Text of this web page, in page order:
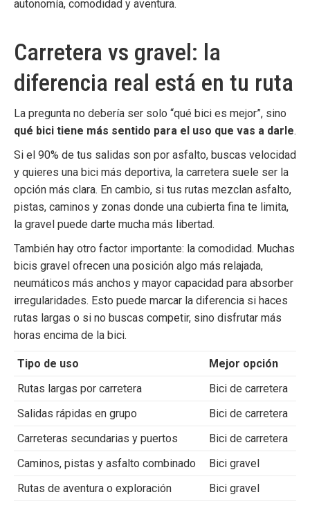
autonomía, comodidad y aventura.
Carretera vs gravel: la
diferencia real está en tu ruta
La pregunta no debería ser solo “qué bici es mejor”, sino
qué bici tiene más sentido para el uso que vas a darle.
Si el 90% de tus salidas son por asfalto, buscas velocidad
y quieres una bici más deportiva, la carretera suele ser la
opción más clara. En cambio, si tus rutas mezclan asfalto,
pistas, caminos y zonas donde una cubierta fina te limita,
la gravel puede darte mucha más libertad.
También hay otro factor importante: la comodidad. Muchas
bicis gravel ofrecen una posición algo más relajada,
neumáticos más anchos y mayor capacidad para absorber
irregularidades. Esto puede marcar la diferencia si haces
rutas largas o si no buscas competir, sino disfrutar más
horas encima de la bici.
Tipo de uso
Mejor opción
Rutas largas por carretera
Bici de carretera
Salidas rápidas en grupo
Bici de carretera
Carreteras secundarias y puertos
Bici de carretera
Caminos, pistas y asfalto combinado
Bici gravel
Rutas de aventura o exploración
Bici gravel